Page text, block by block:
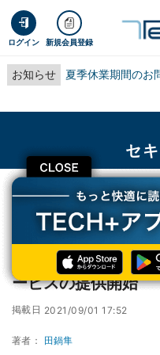
ログイン 新規会員登録
お知らせ 夏季休業期間のお
セ
TECH+ 企業IT
セキュリティ
ドコモ、5G環境で利用できる法
ドコモ、5G環境で
ービスの提供開始
掲載日 2021/09/01 17:52
著者： 田鍋隼